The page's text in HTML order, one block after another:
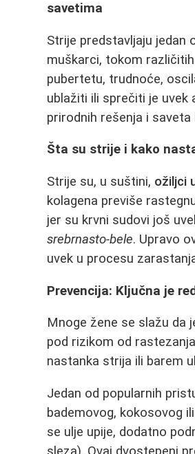
savetima
Strije predstavljaju jedan
muškarci, tokom
pubertetu, trudnoće,
ublažiti ili sprečiti je uvek
prirodnih rešenja i
Šta su strije i kako
Strije su, u suštini, ožiljci
kolagena previše
jer su krvni sudovi još
srebrnasto-bele. Upravo
uvek u procesu
Prevencija: Ključna je
Mnoge žene se slažu da
pod rizikom od
nastanka strija ili barem
Jedan od popularnih
bademovog, kokosovog
se ulje upije, dodatno